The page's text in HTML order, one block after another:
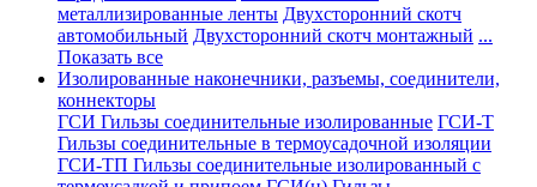
металлизированные ленты Двухсторонний скотч
автомобильный Двухсторонний скотч монтажный ...
Показать все
Изолированные наконечники, разъемы, соединители,
коннекторы
ГСИ Гильзы соединительные изолированные ГСИ-Т
Гильзы соединительные в термоусадочной изоляции
ГСИ-ТП Гильзы соединительные изолированный с